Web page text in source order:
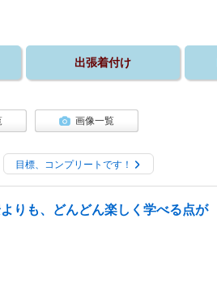
画像一覧
目標、コンプリートです！
りも、どんどん楽しく学べる点が
出張着付け